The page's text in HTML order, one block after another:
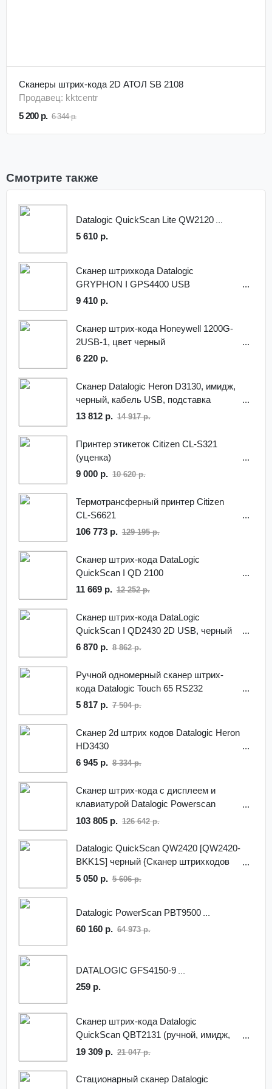
Сканеры штрих-кода 2D АТОЛ SB 2108
Продавец: kktcentr
5 200 р. 6 344 р.
Смотрите также
Datalogic QuickScan Lite QW2120
5 610 р.
Сканер штрихкода Datalogic
GRYPHON I GPS4400 USB
9 410 р.
Сканер штрих-кода Honeywell 1200G-
2USB-1, цвет черный
6 220 р.
Сканер Datalogic Heron D3130, имидж,
черный, кабель USB, подставка
13 812 р. 14 917 р.
Принтер этикеток Citizen CL-S321
(уценка)
9 000 р. 10 620 р.
Термотрансферный принтер Citizen
CL-S6621
106 773 р. 129 195 р.
Сканер штрих-кода DataLogic
QuickScan I QD 2100
11 669 р. 12 252 р.
Сканер штрих-кода DataLogic
QuickScan I QD2430 2D USB, черный
6 870 р. 8 862 р.
Ручной одномерный сканер штрих-
кода Datalogic Touch 65 RS232
5 817 р. 7 504 р.
Сканер 2d штрих кодов Datalogic Heron
HD3430
6 945 р. 8 334 р.
Сканер штрих-кода с дисплеем и
клавиатурой Datalogic Powerscan
PM8300
103 805 р. 126 642 р.
Datalogic QuickScan QW2420 [QW2420-
BKK1S] черный {Сканер штрихкодов
ручной, USB 2D имидж кабель USB,
5 050 р. 5 606 р.
Datalogic PowerScan PBT9500
60 160 р. 64 973 р.
DATALOGIC GFS4150-9
259 р.
Сканер штрих-кода Datalogic
QuickScan QBT2131 (ручной, имидж,
BT, черный), кабель Micro USB
19 309 р. 21 047 р.
Стационарный сканер Datalogic